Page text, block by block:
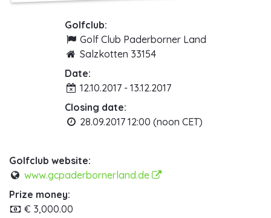
Golfclub:
Golf Club Paderborner Land
Salzkotten 33154
Date:
12.10.2017 - 13.12.2017
Closing date:
28.09.2017 12:00 (noon CET)
Golfclub website:
www.gcpaderbornerland.de
Prize money:
€ 3,000.00